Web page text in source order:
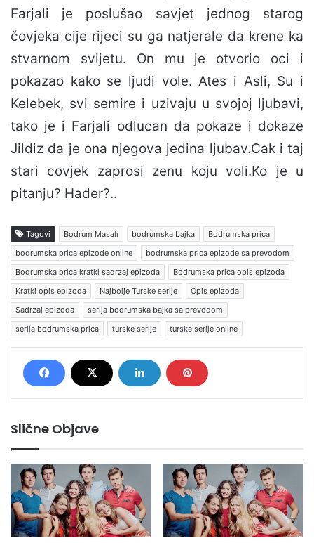
Farjali je poslušao savjet jednog starog
čovjeka cije rijeci su ga natjerale da krene ka
stvarnom svijetu. On mu je otvorio oci i
pokazao kako se ljudi vole. Ates i Asli, Su i
Kelebek, svi semire i uzivaju u svojoj ljubavi,
tako je i Farjali odlucan da pokaze i dokaze
Jildiz da je ona njegova jedina ljubav.Cak i taj
stari covjek zaprosi zenu koju voli.Ko je u
pitanju? Hader?..
Tagovi Bodrum Masalı bodrumska bajka
Bodrumska prica
bodrumska prica epizode online
bodrumska prica epizode sa prevodom
Bodrumska prica kratki sadrzaj epizoda
Bodrumska prica opis epizoda
Kratki opis epizoda
Najbolje Turske serije
Opis epizoda
Sadrzaj epizoda
serija bodrumska bajka sa prevodom
serija bodrumska prica
turske serije turske serije online
Slične Objave